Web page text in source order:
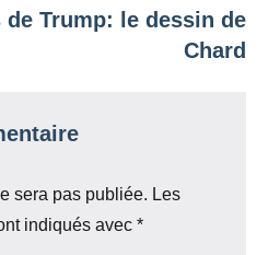
de Trump: le dessin de
Chard
sera pas publiée. Les
indiqués avec *